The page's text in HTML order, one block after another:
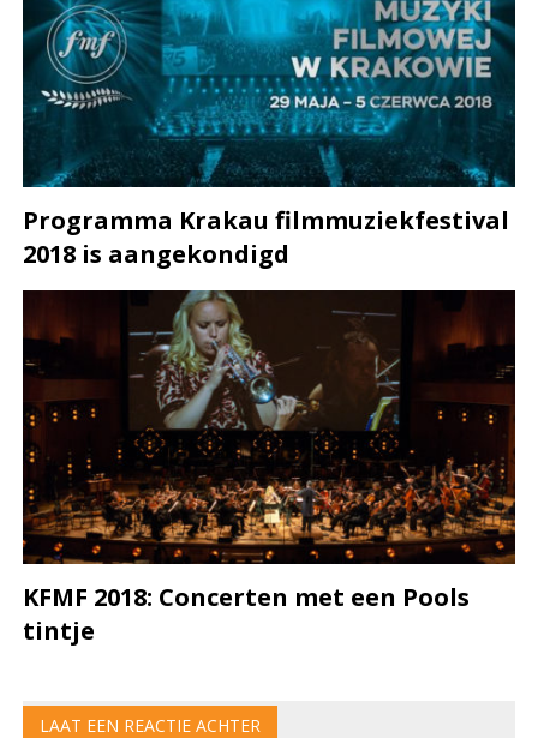
Programma Krakau filmmuziekfestival
2018 is aangekondigd
KFMF 2018: Concerten met een Pools
tintje
LAAT EEN REACTIE ACHTER